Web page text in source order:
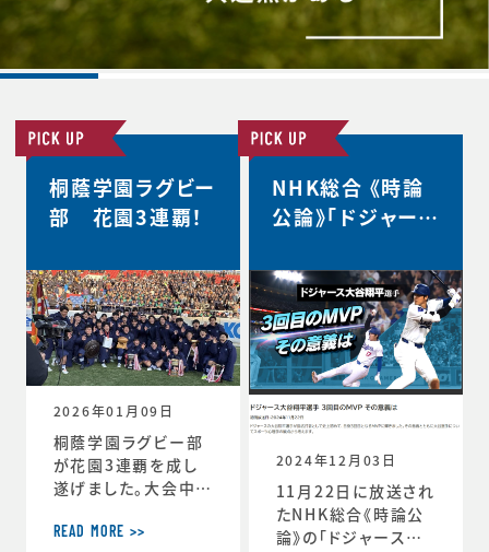
桐蔭学園ラグビー
部 花園3連覇！
2026年01月09日
桐蔭学園ラグビー部
が花園3連覇を成し
遂げました。大会中の
＜12月30日 2回戦
READ MORE >>
NHK総合 《時論
公論》「ドジャース
回目のMVP その
意義は」
2024年12月03日
11月22日に放送され
たNHK総合《時論公
論》の「ドジャース大